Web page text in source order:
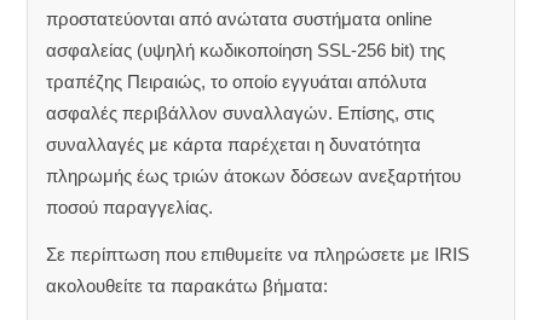
προστατεύονται από ανώτατα συστήματα online
ασφαλείας (υψηλή κωδικοποίηση SSL-256 bit) της
τραπέζης Πειραιώς, το οποίο εγγυάται απόλυτα
ασφαλές περιβάλλον συναλλαγών. Επίσης, στις
συναλλαγές με κάρτα παρέχεται η δυνατότητα
πληρωμής έως τριών άτοκων δόσεων ανεξαρτήτου
ποσού παραγγελίας.
Σε περίπτωση που επιθυμείτε να πληρώσετε με IRIS
ακολουθείτε τα παρακάτω βήματα: